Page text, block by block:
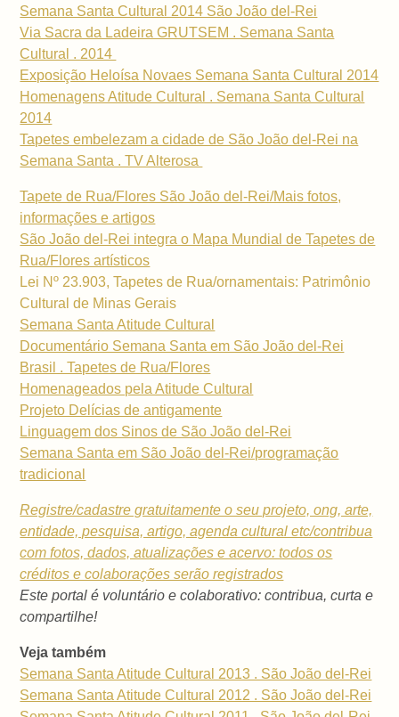
Semana Santa Cultural 2014 São João del-Rei
Via Sacra da Ladeira GRUTSEM . Semana Santa
Cultural . 2014
Exposição Heloísa Novaes Semana Santa Cultural 2014
Homenagens Atitude Cultural . Semana Santa Cultural
2014
Tapetes embelezam a cidade de São João del-Rei na
Semana Santa . TV Alterosa
Tapete de Rua/Flores São João del-Rei/Mais fotos,
informações e artigos
São João del-Rei integra o Mapa Mundial de Tapetes de
Rua/Flores artísticos
Lei Nº 23.903, Tapetes de Rua/ornamentais: Patrimônio
Cultural de Minas Gerais
Semana Santa Atitude Cultural
Documentário Semana Santa em São João del-Rei
Brasil . Tapetes de Rua/Flores
Homenageados pela Atitude Cultural
Projeto Delícias de antigamente
Linguagem dos Sinos de São João del-Rei
Semana Santa em São João del-Rei/programação
tradicional
Registre/cadastre gratuitamente o seu projeto, ong, arte,
entidade, pesquisa, artigo, agenda cultural etc/contribua
com fotos, dados, atualizações e acervo: todos os
créditos e colaborações serão registrados
Este portal é voluntário e colaborativo: contribua, curta e
compartilhe!
Veja também
Semana Santa Atitude Cultural 2013 . São João del-Rei
Semana Santa Atitude Cultural 2012 . São João del-Rei